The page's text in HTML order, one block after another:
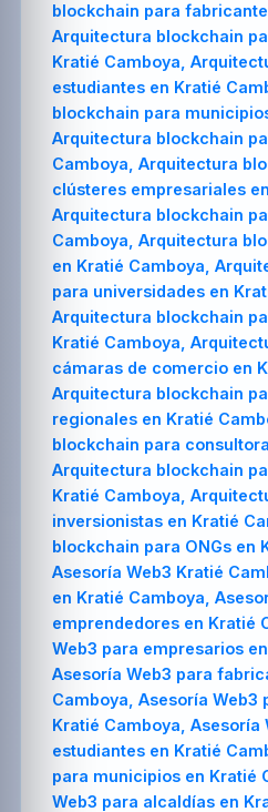
blockchain para
Arquitectura blockchain
Kratié Camboya,
estudiantes en Kratié
blockchain para
Arquitectura blockchain
Camboya, Arquitectura
clústeres empresariales
Arquitectura blockchain
Camboya, Arquitectura
en Kratié Camboya,
para universidades en
Arquitectura blockchain
Kratié Camboya,
cámaras de comercio en
Arquitectura blockchain
regionales en Kratié
blockchain para
Arquitectura blockchain
Kratié Camboya,
inversionistas en Kratié
blockchain para ONGs en
Asesoría Web3 Kratié
en Kratié Camboya,
emprendedores en Kratié
Web3 para empresarios
Asesoría Web3 para
Camboya, Asesoría Web3
Kratié Camboya, Asesoría
estudiantes en Kratié
para municipios en Kratié
Web3 para alcaldías en